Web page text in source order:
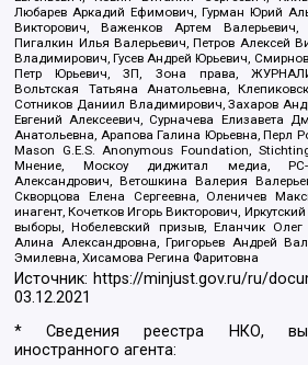
Любарев Аркадий Ефимович, Гурман Юрий
Викторович, Важенков Артем
Пигалкин Илья Валерьевич, Петров Алексей
Владимирович, Гусев Андрей Юрьевич,
Петр Юрьевич, ЗП, Зона права,
Вольтская Татьяна Анатольевна,
Сотников Даниил Владимирович, Захаров
Евгений Алексеевич, Сурначева Елизавета
Анатольевна, Арапова Галина Юрьевна, Перл
Mason G.E.S. Anonymous Foundation,
Мнение, Москоу диджитал медиа, РС-
Александрович, Ветошкина Валерия
Скворцова Елена Сергеевна, Оленичев
инагент, Кочетков Игорь Викторович,
выборы, Нобелевский призыв, Еланчик Олег
Алина Александровна, Григорьев Андрей
Эмилевна, Хисамова Регина Фаритовна
Источник: https://minjust.gov.ru/ru/
03.12.2021
* Сведения реестра НКО,
иностранного агента: